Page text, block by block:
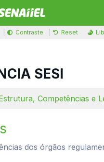
Contraste Reset
SESI
Competências e
dos órgãos